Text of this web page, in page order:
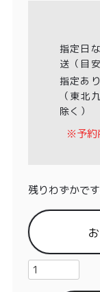
メンバー特
ご利用ガ
指定日
送（目安
指定あ
（東北
除く）
※予約
残りわずかです